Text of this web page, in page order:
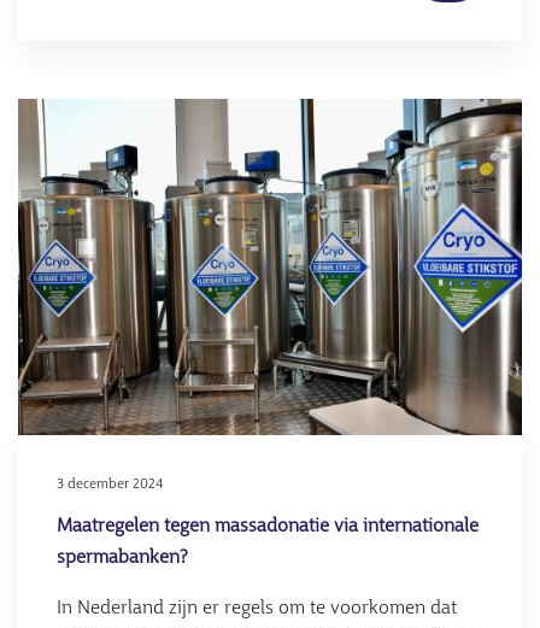
Utrecht
stopt
met
gebruik
Deens
Maatregelen tegen massadonatie via internationale
spermabanken?
3 december 2024
In Nederland zijn er regels om te voorkomen dat
Afbeelding